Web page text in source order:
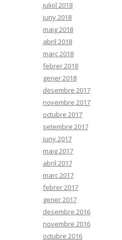
juliol 2018
juny 2018
maig 2018
abril 2018
març 2018
febrer 2018
gener 2018
desembre 2017
novembre 2017
octubre 2017
setembre 2017
juny 2017
maig 2017
abril 2017
març 2017
febrer 2017
gener 2017
desembre 2016
novembre 2016
octubre 2016